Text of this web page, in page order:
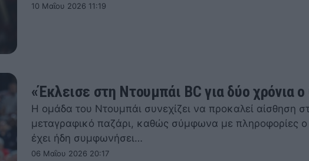
10 Μαΐου 2026 11:19
«Έκλεισε στη Ντουμπάι BC για δύο χρόνια
Η ομάδα του Ντουμπάι συνεχίζει να προκαλεί αίσθηση
μεταγραφικό παζάρι, καθώς σύμφωνα με πληροφορίες
έχει ήδη συμφωνήσει…
06 Μαΐου 2026 20:17